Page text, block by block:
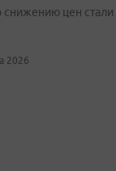
цен
2026